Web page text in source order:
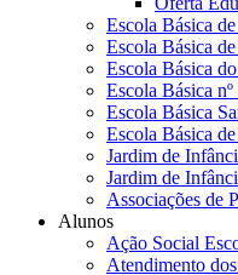
Escola Básica
Escola Básica
Escola Básica
Escola Básica
Escola Básica
Escola Básica
Jardim de
Jardim de
Associações de
Alunos
Ação Social
Atendimento